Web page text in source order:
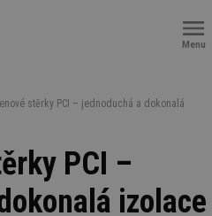
Menu
stěrky PCI – jednoduchá a dokonalá
PCI –
izolace